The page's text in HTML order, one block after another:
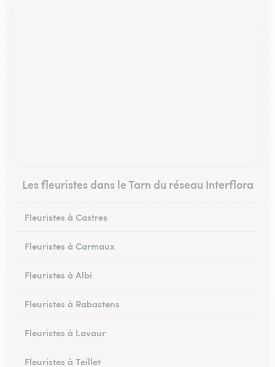
Les fleuristes dans le Tarn du réseau Interflora
Fleuristes à Castres
Fleuristes à Carmaux
Fleuristes à Albi
Fleuristes à Rabastens
Fleuristes à Lavaur
Fleuristes à Teillet